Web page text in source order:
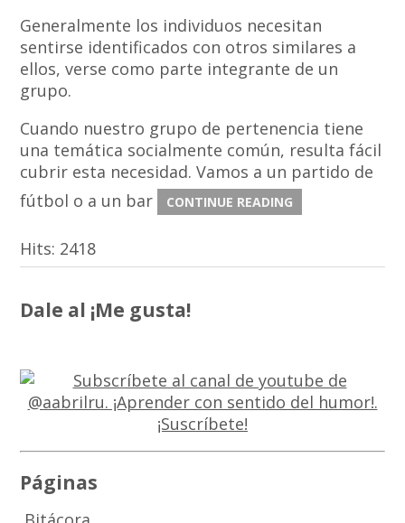
Generalmente los individuos necesitan
sentirse identificados con otros similares a
ellos, verse como parte integrante de un
grupo.
Cuando nuestro grupo de pertenencia tiene
una temática socialmente común, resulta fácil
cubrir esta necesidad. Vamos a un partido de
fútbol o a un bar
CONTINUE READING
Hits: 2418
Dale al ¡Me gusta!
Páginas